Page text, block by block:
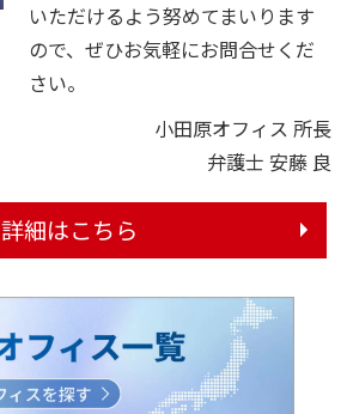
いただけるよう努めてまいります
ので、ぜひお気軽にお問合せくだ
さい。
小田原オフィス 所長
弁護士 安藤 良
詳細はこちら